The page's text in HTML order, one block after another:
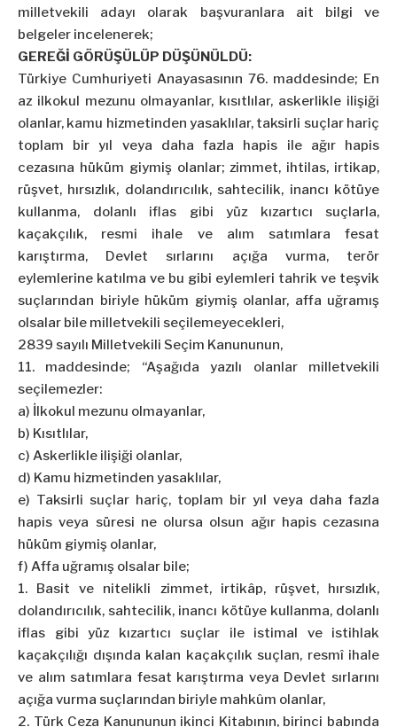
milletvekili adayı olarak başvuranlara ait bilgi ve
belgeler incelenerek;
GEREĞİ GÖRÜŞÜLÜP DÜŞÜNÜLDÜ:
Türkiye Cumhuriyeti Anayasasının 76. maddesinde; En
az ilkokul mezunu olmayanlar, kısıtlılar, askerlikle ilişiği
olanlar, kamu hizmetinden yasaklılar, taksirli suçlar hariç
toplam bir yıl veya daha fazla hapis ile ağır hapis
cezasına hüküm giymiş olanlar; zimmet, ihtilas, irtikap,
rüşvet, hırsızlık, dolandırıcılık, sahtecilik, inancı kötüye
kullanma, dolanlı iflas gibi yüz kızartıcı suçlarla,
kaçakçılık, resmi ihale ve alım satımlara fesat
karıştırma, Devlet sırlarını açığa vurma, terör
eylemlerine katılma ve bu gibi eylemleri tahrik ve teşvik
suçlarından biriyle hüküm giymiş olanlar, affa uğramış
olsalar bile milletvekili seçilemeyecekleri,
2839 sayılı Milletvekili Seçim Kanununun,
11. maddesinde; “Aşağıda yazılı olanlar milletvekili
seçilemezler:
a) İlkokul mezunu olmayanlar,
b) Kısıtlılar,
c) Askerlikle ilişiği olanlar,
d) Kamu hizmetinden yasaklılar,
e) Taksirli suçlar hariç, toplam bir yıl veya daha fazla
hapis veya süresi ne olursa olsun ağır hapis cezasına
hüküm giymiş olanlar,
f) Affa uğramış olsalar bile;
1. Basit ve nitelikli zimmet, irtikâp, rüşvet, hırsızlık,
dolandırıcılık, sahtecilik, inancı kötüye kullanma, dolanlı
iflas gibi yüz kızartıcı suçlar ile istimal ve istihlak
kaçakçılığı dışında kalan kaçakçılık suçlan, resmî ihale
ve alım satımlara fesat karıştırma veya Devlet sırlarını
açığa vurma suçlarından biriyle mahkûm olanlar,
2. Türk Ceza Kanununun ikinci Kitabının, birinci babında